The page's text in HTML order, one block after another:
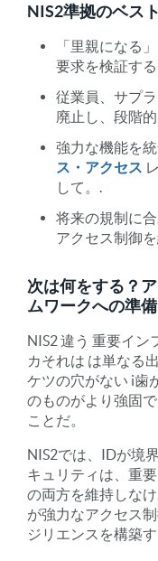
NIS2準拠のベス
「里親になる」
要求を検証する
従業員、サプ
廃止し、段階
強力な機能を
ス・アクセス
して。.
将来の規制に
アクセス制御を
次は何をする？
ムワークへの準備
NIS2違う 重要イン
カそれは は単なる
ケツの穴がない i歯
のものがより強固
ことだ。
NIS2では、IDが境
キュリティは、重
の両方を維持しな
が強力なアクセス
ジリエンスを構築